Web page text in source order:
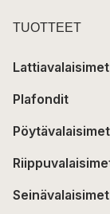
TUOTTEET
Lattiavalaisimet
Plafondit
Pöytävalaisimet
Seinävalaisimet